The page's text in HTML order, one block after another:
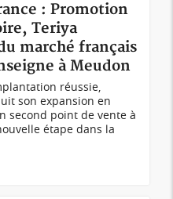
: Promotion
Teriya
marché français
à Meudon
réussie,
son expansion en
second point de vente à
étape dans la